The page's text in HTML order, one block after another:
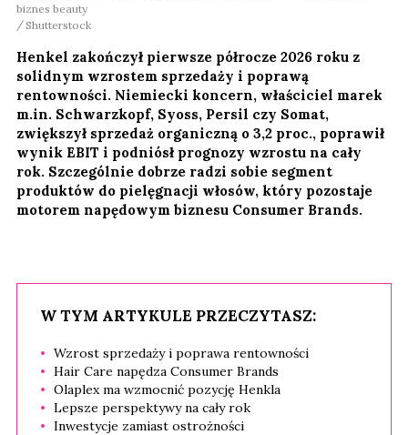
biznes beauty
Shutterstock
Henkel zakończył pierwsze półrocze 2026 roku z
solidnym wzrostem sprzedaży i poprawą
rentowności. Niemiecki koncern, właściciel marek
m.in. Schwarzkopf, Syoss, Persil czy Somat,
zwiększył sprzedaż organiczną o 3,2 proc., poprawił
wynik EBIT i podniósł prognozy wzrostu na cały
rok. Szczególnie dobrze radzi sobie segment
produktów do pielęgnacji włosów, który pozostaje
motorem napędowym biznesu Consumer Brands.
W TYM ARTYKULE PRZECZYTASZ:
Wzrost sprzedaży i poprawa rentowności
Hair Care napędza Consumer Brands
Olaplex ma wzmocnić pozycję Henkla
Lepsze perspektywy na cały rok
Inwestycje zamiast ostrożności